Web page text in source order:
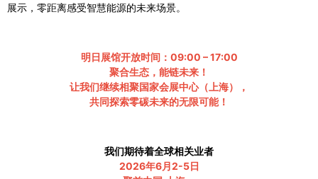
展示，零距离感受智慧能源的未来场景。
明日展馆开放时间：09:00 – 17:00
聚合生态，能链未来！
让我们继续相聚国家会展中心（上海），
共同探索零碳未来的无限可能！
我们期待着全球相关业者
2026年6月2-5日